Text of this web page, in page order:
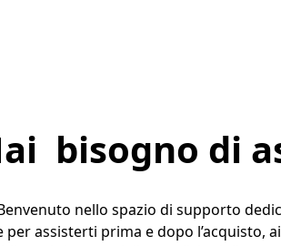
bisogno di
nello spazio di supporto
assisterti prima e dopo